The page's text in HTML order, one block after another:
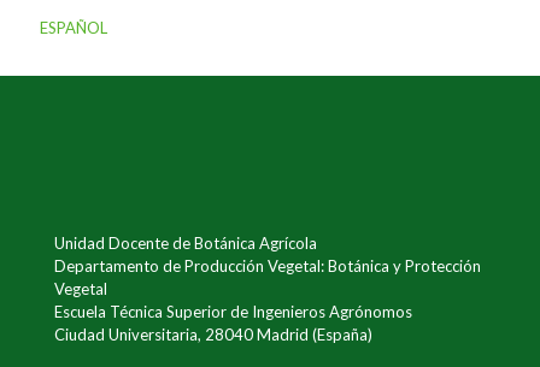
ESPAÑOL
Unidad Docente de Botánica Agrícola
Departamento de Producción Vegetal: Botánica y Protección
Vegetal
Escuela Técnica Superior de Ingenieros Agrónomos
Ciudad Universitaria, 28040 Madrid (España)